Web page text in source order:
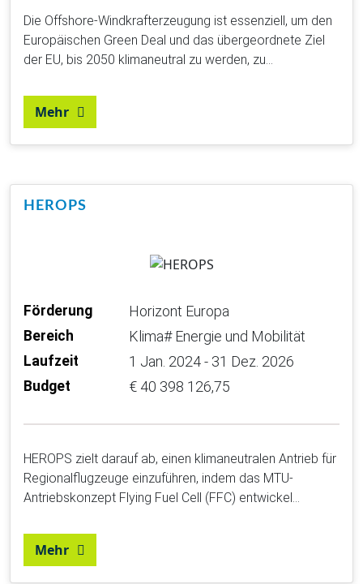
Die Offshore-Windkrafterzeugung ist essenziell, um den
Europäischen Green Deal und das übergeordnete Ziel
der EU, bis 2050 klimaneutral zu werden, zu…
Mehr
HEROPS
Förderung Horizont Europa
Bereich Klima# Energie und Mobilität
Laufzeit 1 Jan. 2024 - 31 Dez. 2026
Budget € 40 398 126,75
HEROPS zielt darauf ab, einen klimaneutralen Antrieb für
Regionalflugzeuge einzuführen, indem das MTU-
Antriebskonzept Flying Fuel Cell (FFC) entwickel…
Mehr